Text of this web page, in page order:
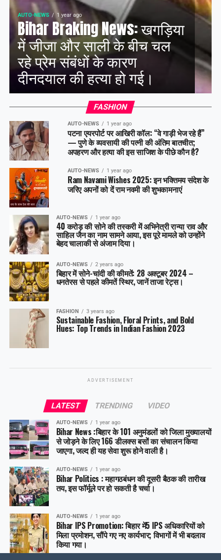
AUTO-NEWS 1 year ago
Bihar Braking News: खगड़िया
में जीजा और साली के बीच चल
रहे प्रेम संबंधों के कारण
दीनदयाल की हत्या हो गई।
FASHION
AUTO-NEWS 1 year ago
पटना एयरपोर्ट पर आखिरी कॉल: “वे गाड़ी भेज रहे हैं”
— पुणे के व्यवसायी की पत्नी की अंतिम बातचीत;
अपहरण और हत्या की इस साजिश के पीछे कौन है?
AUTO-NEWS 1 year ago
Ram Navami Wishes 2025: इन भक्तिमय संदेश के
जरिए अपनों को दें राम नवमी की शुभकामनाएं
AUTO-NEWS 1 year ago
40 करोड़ की सोने की तस्करी में अभिनेत्री रान्या राव और
साहिल जैन का नाम सामने आया, इस पूरे मामले को उन्होंने
बेहद चालाकी से अंजाम दिया।
AUTO-NEWS 2 years ago
बिहार में सोने-चांदी की कीमतें: 28 अक्टूबर 2024 –
धनतेरस से पहले कीमतें स्थिर, जानें ताजा रेट्स।
FASHION 3 years ago
Sustainable Fashion, Floral Prints, and Bold
Hues: Top Trends in Indian Fashion 2023
ADVERTISEMENT
LATEST TRENDING VIDEO
AUTO-NEWS 1 year ago
Bihar News :बिहार के 101 अनुमंडलों को जिला मुख्यालयों
से जोड़ने के लिए 166 डीलक्स बसों का संचालन किया
जाएगा, जल्द ही यह सेवा शुरू होने वाली है।
AUTO-NEWS 1 year ago
Bihar Politics : महागठबंधन की दूसरी बैठक की तारीख
तय, इस फॉर्मूले पर हो सकती है चर्चा।
AUTO-NEWS 1 year ago
Bihar IPS Promotion: बिहार में5 IPS अधिकारियों को
मिला प्रमोशन, सौंपे गए नए कार्यभार; विभागों में भी बदलाव
किया गया।